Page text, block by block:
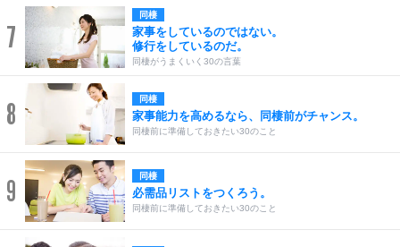
7
同棲
家事をしているのではない。
修行をしているのだ。
同棲がうまくいく30の言葉
8 同棲
家事能力を高めるなら、同棲前がチャンス。
同棲前に準備しておきたい30のこと
9 同棲
必需品リストをつくろう。
同棲前に準備しておきたい30のこと